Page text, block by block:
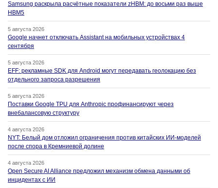
Samsung раскрыла расчётные показатели zHBM: до восьми раз выше
HBM5
5 августа 2026
Google начнет отключать Assistant на мобильных устройствах 4
сентября
5 августа 2026
EFF: рекламные SDK для Android могут передавать геолокацию без
отдельного запроса разрешения
5 августа 2026
Поставки Google TPU для Anthropic профинансируют через
внебалансовую структуру
4 августа 2026
NYT: Белый дом отложил ограничения против китайских ИИ-моделей
после спора в Кремниевой долине
4 августа 2026
Open Secure AI Alliance предложил механизм обмена данными об
инцидентах с ИИ